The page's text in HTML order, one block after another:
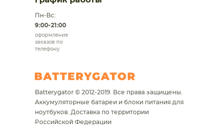
Пн-Вс:
9:00-21:00
оформление
заказов по
телефону
Batterygator © 2012-2019. Все права защищены.
Аккумуляторные батареи и блоки питания для
ноутбуков. Доставка по территории
Российской Федерации